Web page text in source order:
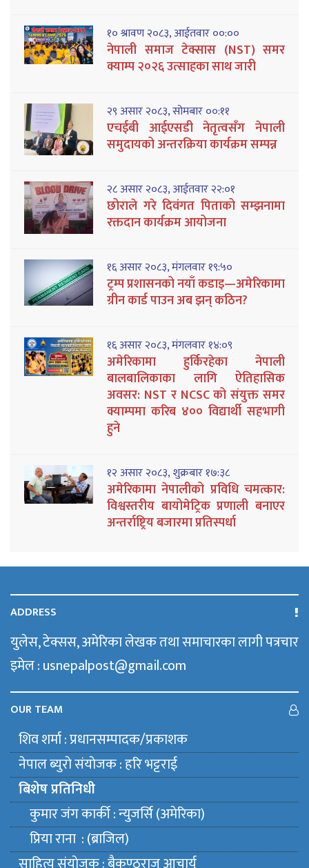
१० श्रावण २०८३, आईतवार ००:००
नेपाली समाज टेक्सास (NST) समर
क्याम्प २०२६ उत्साहका साथ जारी
२९ असार २०८३, सोमबार ००:११
एचईबी आईएसडी नेतृत्वसँग नेपाली
समुदायको अन्तरक्रिया कार्यक्रम सम्पन्न
२८ असार २०८३, आईतवार २२:०१
छोराले गरे दिवंगत पिताको सम्झनामा
रक्तदान कार्यक्रम आयोजना
१६ असार २०८३, मंगलवार १९:५०
ट्रम्प प्रशासनको नयाँ कडाइ—अमेरिकामा
ग्रीन कार्ड पाउन अब झन् कठिन?
१६ असार २०८३, मंगलवार १४:०९
अमेरिकामा हुर्किरहेका नेपाली
बालबालिकाका लागि ऐतिहासिक
अवसर: NST र NCSC को संयुक्त समर
क्याम्पमा करिब ४०० विद्यार्थी सहभागी
हुने
१२ असार २०८३, शुक्रबार १७:३८
अमेरिकामा नेपालीको प्रविधि चमत्कार:
विश्वस्तरीय बायोमेट्रिक प्रणाली बनाएर
अन्तर्राष्ट्रिय बजारमा प्रतिस्पर्धा
ADDRESS
युलेस, टेक्सस, अमेरिका लेखक तथा समाचारका लागी पत्रचार
इमेल : usnepalpost@gmail.com
OUR TEAM
शिव शर्मा : प्रधानसम्पादक/प्रकाशक
नेपाल ब्युराे संयाेजक : हरि भट्टराई
बिशेष प्रतिनिधी
कुमार जंग कार्की : न्युजर्सि (अमेरिका)
प्रिया राना : (ब्राजिल)